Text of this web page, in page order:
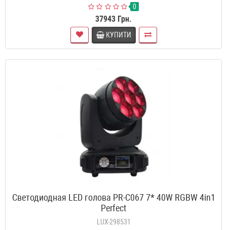
0
37943 Грн.
КУПИТИ
Светодиодная LED голова PR-C067 7* 40W RGBW 4in1
Perfect
LUX-298531